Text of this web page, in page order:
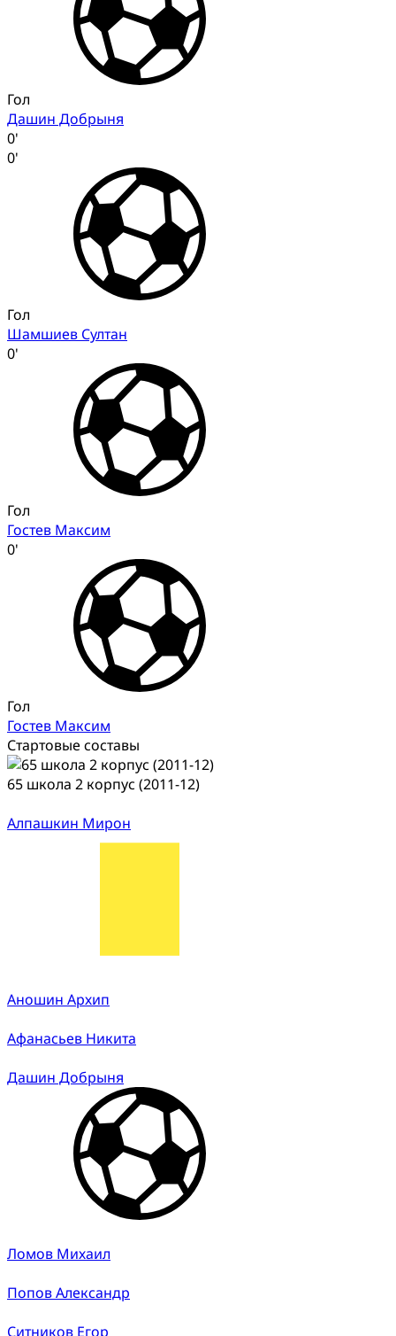
Гол
Дашин Добрыня
0'
0'
Гол
Шамшиев Султан
0'
Гол
Гостев Максим
0'
Гол
Гостев Максим
Стартовые составы
65 школа 2 корпус (2011-12)
Алпашкин Мирон
Аношин Архип
Афанасьев Никита
Дашин Добрыня
Ломов Михаил
Попов Александр
Ситников Егор